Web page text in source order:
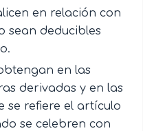
en relación con
sean deducibles
en las
derivadas y en las
se refiere el artículo
se celebren con